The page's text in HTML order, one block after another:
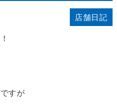
店舗日記
すが